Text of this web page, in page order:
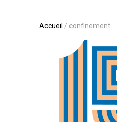
Accueil / confinement